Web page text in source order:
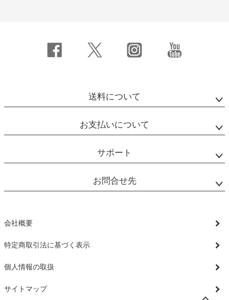
送料について
お支払いについて
サポート
お問合せ先
会社概要
特定商取引法に基づく表示
個人情報の取扱
サイトマップ